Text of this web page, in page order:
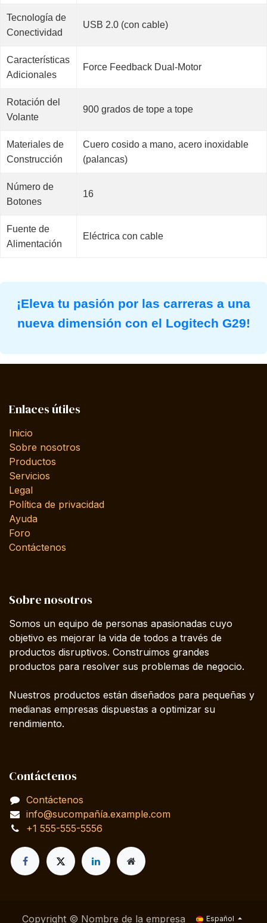
Tecnología de
Conectividad
USB 2.0 (con cable)
Características
Adicionales
Force Feedback Dual-Motor
Rotación del
Volante
900 grados de tope a tope
Materiales de
Construcción
Cuero cosido a mano, acero inoxidable
(palancas)
Número de
Botones
16
Fuente de
Alimentación
Eléctrica con cable
¡Eleva tu pasión por las carreras a una
nueva dimensión con el Logitech G29!
Enlaces útiles
Inicio
Sobre nosotros
Productos
Servicios
Legal
Política de privacidad
Ayuda
Foro
Contáctenos
Sobre nosotros
Somos un equipo de personas apasionadas cuyo
objetivo es mejorar la vida de todos a través de
productos disruptivos. Construimos grandes
productos para resolver sus problemas de negocio.
Nuestros productos están diseñados para pequeñas y
medianas empresas dispuestas a optimizar su
rendimiento.
Contáctenos
Contáctenos
info@sucompañía.example.com
+1 555-555-5556
Copyright © Nombre de la empresa Español